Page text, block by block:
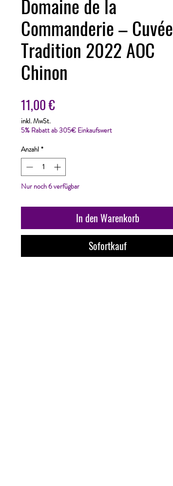
Domaine de la
Commanderie – Cuvée
Tradition 2022 AOC
Chinon
11,00 €Preis
inkl. MwSt.
5% Rabatt ab 305€ Einkaufswert
Anzahl *
Nur noch 6 verfügbar
In den Warenkorb
Sofortkauf